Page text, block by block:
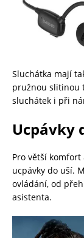
Sluchátka mají
pružnou slitinou
sluchátek i při
Ucpávky
Pro větší
ucpávky do uší.
ovládání, od
asistenta.